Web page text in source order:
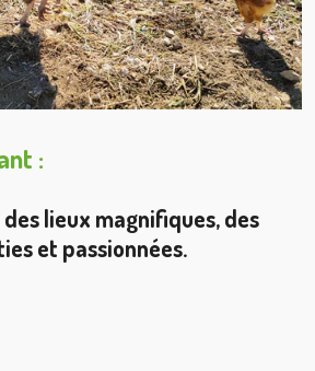
:
lieux magnifiques, des
et passionnées.